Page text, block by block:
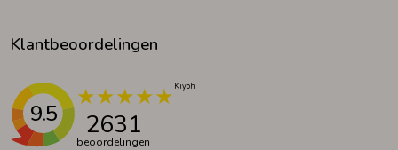
Klantbeoordelingen
9.5 2631
beoordelingen